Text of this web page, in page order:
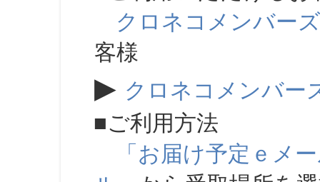
クロネコメンバーズ
客様
▶ クロネコメンバー
■ご利用方法
「お届け予定ｅメ